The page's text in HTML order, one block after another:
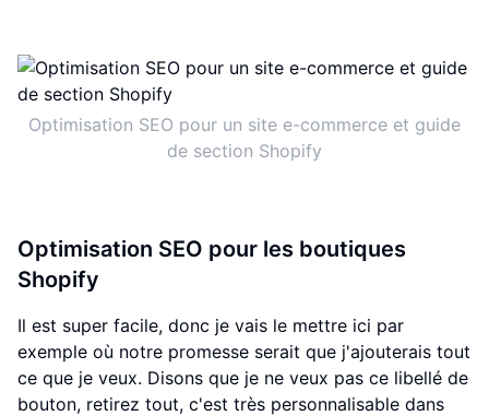
Optimisation SEO pour un site e-commerce et guide
de section Shopify
Optimisation SEO pour les boutiques
Shopify
Il est super facile, donc je vais le mettre ici par
exemple où notre promesse serait que j'ajouterais tout
ce que je veux. Disons que je ne veux pas ce libellé de
bouton, retirez tout, c'est très personnalisable dans